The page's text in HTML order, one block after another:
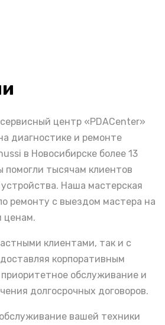
центр «PDACenter»
диагностике и ремонте
в Новосибирске более 13
помогли тысячам клиентов
Наша мастерская
ремонту с выездом мастера на
ценам.
клиентами, так и с
корпоративным
обслуживание и
долгосрочных договоров.
вашей техники